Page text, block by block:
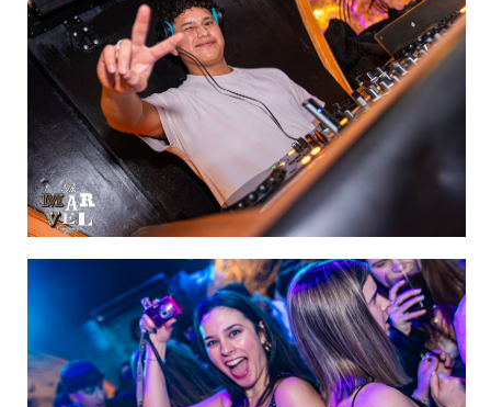
IMAGEN 31
de 60
IMAGEN 32
de 60